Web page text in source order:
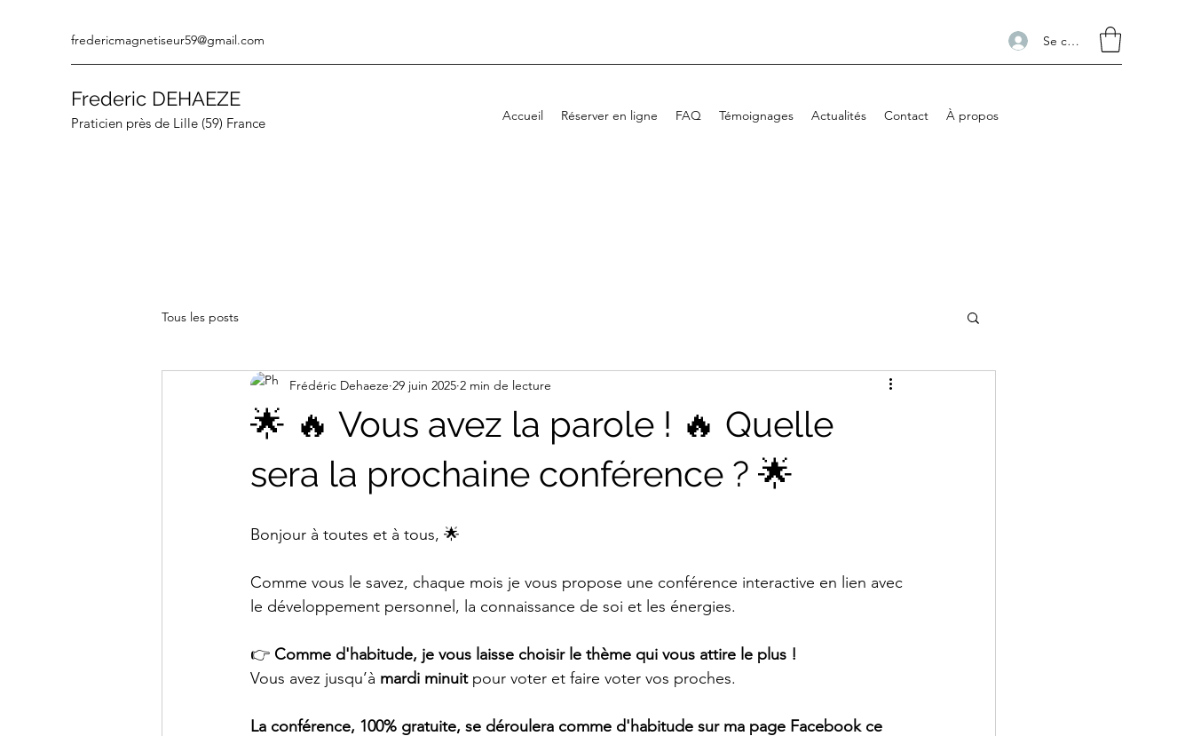
fredericmagnetiseur59@gmail.com Se connecter
Frederic DEHAEZE
Praticien près de Lille (59) France Accueil Réserver en ligne FAQ Témoignages Actualités Contact À propos
Tous les posts
🌟 🔥 Vous avez la parole ! 🔥 Quelle
sera la prochaine conférence ? 🌟
Frédéric Dehaeze 29 juin 2025 2 min de lecture
Bonjour à toutes et à tous, 🌟
Comme vous le savez, chaque mois je vous propose une conférence interactive en lien avec
le développement personnel, la connaissance de soi et les énergies.
👉 Comme d'habitude, je vous laisse choisir le thème qui vous attire le plus !
Vous avez jusqu’à mardi minuit pour voter et faire voter vos proches.
La conférence, 100% gratuite, se déroulera comme d'habitude sur ma page Facebook ce